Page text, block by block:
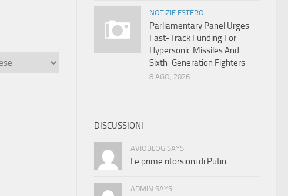
NOTIZIE ESTERO
Parliamentary Panel Urges
Fast-Track Funding For
Hypersonic Missiles And
Sixth-Generation Fighters
8 AGO, 2026
DISCUSSIONI
AVIOBLOG SAYS:
Le prime ritorsioni di Putin
ADMIN SAYS: